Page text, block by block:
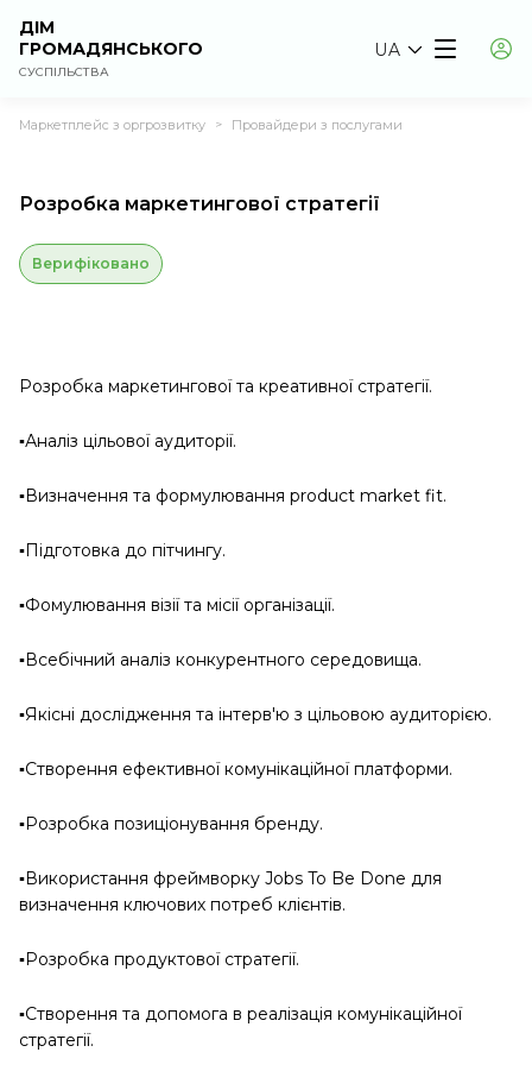
ДІМ
ГРОМАДЯНСЬКОГО
СУСПІЛЬСТВА
UA
Маркетплейс з оргрозвитку > Провайдери з послугами
Розробка маркетингової стратегії
Верифіковано
Розробка маркетингової та креативної стратегії.
▪️Аналіз цільової аудиторії.
▪️Визначення та формулювання product market fit.
▪️Підготовка до пітчингу.
▪️Фомулювання візії та місії організації.
▪️Всебічний аналіз конкурентного середовища.
▪️Якісні дослідження та інтерв'ю з цільовою аудиторією.
▪️Створення ефективної комунікаційної платформи.
▪️Розробка позиціонування бренду.
▪️Використання фреймворку Jobs To Be Done для
визначення ключових потреб клієнтів.
▪️Розробка продуктової стратегії.
▪️Створення та допомога в реалізація комунікаційної
стратегії.